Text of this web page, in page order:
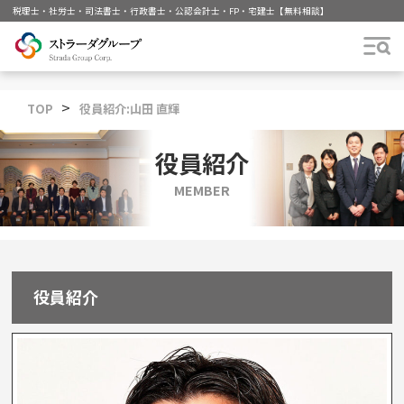
税理士・社労士・司法書士・行政書士・公認会計士・FP・宅建士【無料相談
TOP > 役員紹介:山田 直輝
役員紹介
MEMBER
役員紹介